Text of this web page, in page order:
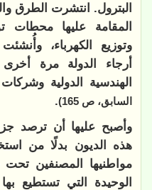
البترول. انتشرت الطرق
المقامة عليها محطات
وتوزيع الكهرباء،
أرجاء الدولة مرة
الهندسية الدولية وشركات
السابق، ص 165)
.
وأصبح عليها أن ترصد
هذه الديون بدلًا من
مواطنيها المصنفين
الوحيدة التي تستطيع